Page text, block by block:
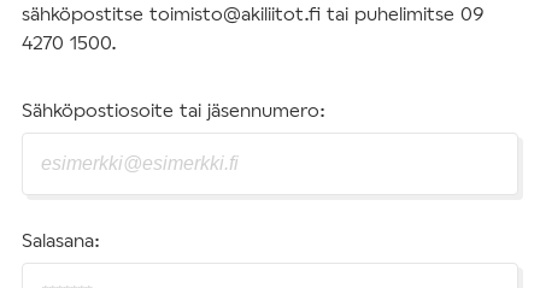
sähköpostitse toimisto@akiliitot.fi tai puhelimitse 09
4270 1500.
Sähköpostiosoite tai jäsennumero:
Salasana: